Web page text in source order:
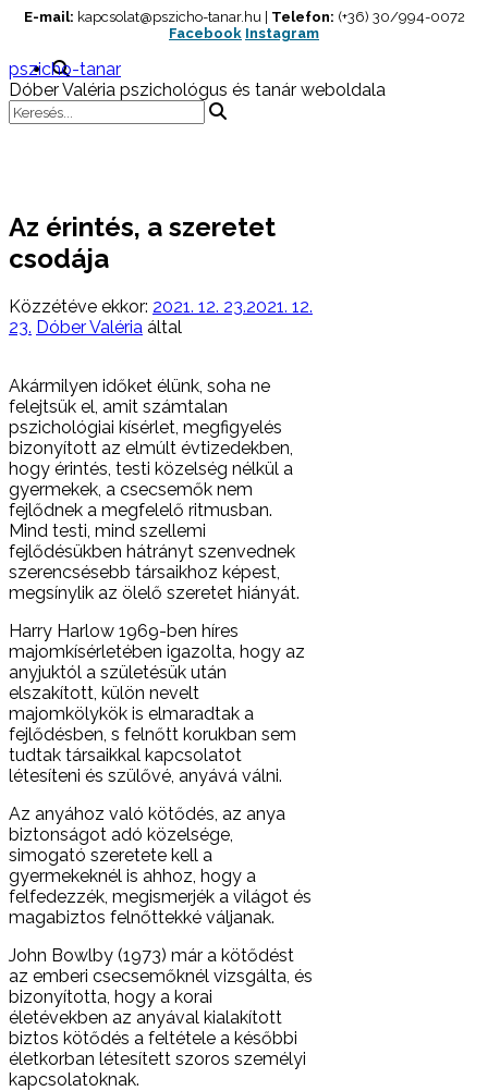
Skip
content
E-mail: kapcsolat@pszicho-tanar.hu | Telefon: (+36) 30/994-0072
Facebook Instagram
pszicho-tanar
Dóber Valéria pszichológus és tanár weboldala
Az érintés, a szeretet
csodája
Közzétéve ekkor: 2021. 12. 23.2021. 12.
23. Dóber Valéria által
Akármilyen időket élünk, soha ne
felejtsük el, amit számtalan
pszichológiai kísérlet, megfigyelés
bizonyított az elmúlt évtizedekben,
hogy érintés, testi közelség nélkül a
gyermekek, a csecsemők nem
fejlődnek a megfelelő ritmusban.
Mind testi, mind szellemi
fejlődésükben hátrányt szenvednek
szerencsésebb társaikhoz képest,
megsínylik az ölelő szeretet hiányát.
Harry Harlow 1969-ben híres
majomkísérletében igazolta, hogy az
anyjuktól a születésük után
elszakított, külön nevelt
majomkölykök is elmaradtak a
fejlődésben, s felnőtt korukban sem
tudtak társaikkal kapcsolatot
létesíteni és szülővé, anyává válni.
Az anyához való kötődés, az anya
biztonságot adó közelsége,
simogató szeretete kell a
gyermekeknél is ahhoz, hogy a
felfedezzék, megismerjék a világot és
magabiztos felnőttekké váljanak.
John Bowlby (1973) már a kötődést
az emberi csecsemőknél vizsgálta, és
bizonyította, hogy a korai
életévekben az anyával kialakított
biztos kötődés a feltétele a későbbi
életkorban létesített szoros személyi
kapcsolatoknak.